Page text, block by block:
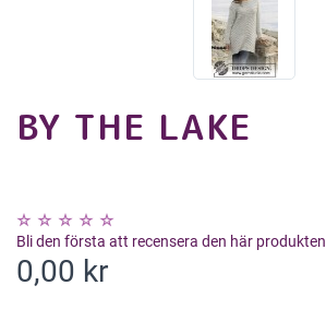
BY THE LAKE
Bli den första att recensera den här produkten
0,00 kr